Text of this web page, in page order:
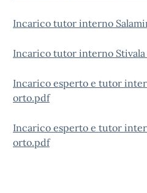
Incarico tutor interno
Incarico tutor interno Stivala
Incarico esperto e tutor
orto.pdf
Incarico esperto e tutor
orto.pdf